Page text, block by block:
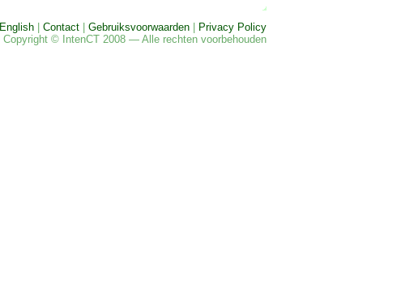
English Contact Gebruiksvoorwaarden
Privacy Policy
Copyright © IntenCT 2008 — Alle rechten voorbehouden